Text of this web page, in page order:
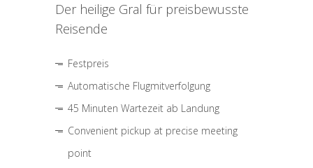
Der heilige Gral für preisbewusste
Reisende
Festpreis
Automatische Flugmitverfolgung
45 Minuten Wartezeit ab Landung
Convenient pickup at precise meeting
point